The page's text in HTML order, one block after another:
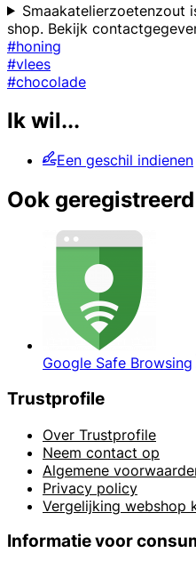
Smaakatelierzoetenzout
shop. Bekijk
#honing
#vlees
#chocolade
Ik wil...
Een geschil indienen
Ook
Google Safe Browsing
Trustprofile
Over Trustprofile
Neem contact op
Algemene
Privacy policy
Vergelijking webshop
Informatie voor